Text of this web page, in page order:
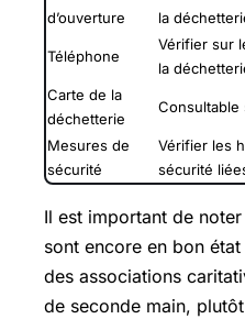
d’ouverture
la
Téléphone
Vérifier sur
la
Carte de la
déchetterie
Mesures de
sécurité
Vérifier les
sécurité
Il est important de
sont encore en bon
des associations
de seconde main,